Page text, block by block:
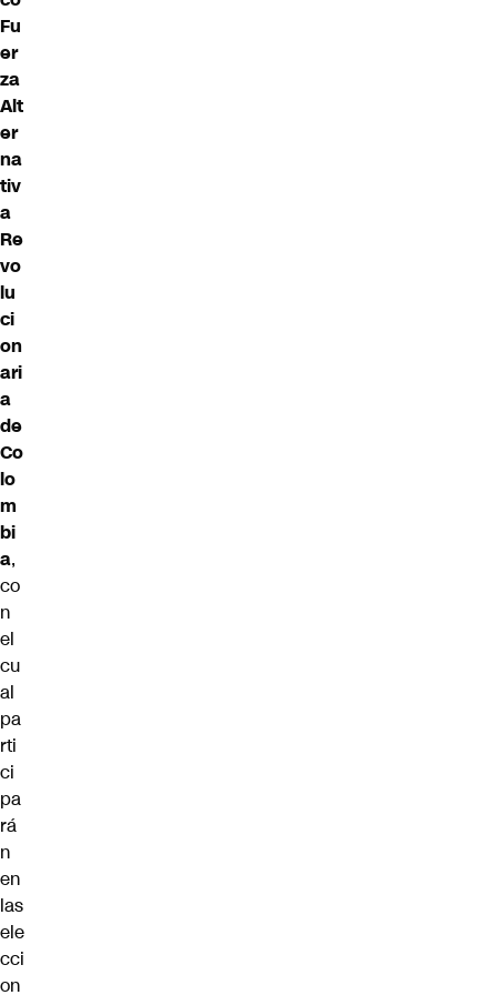
Fu
er
za
Alt
er
na
tiv
a
Re
vo
lu
ci
on
ari
a
de
Co
lo
m
bi
a,
co
n
el
cu
al
pa
rti
ci
pa
rá
n
en
las
ele
cci
on